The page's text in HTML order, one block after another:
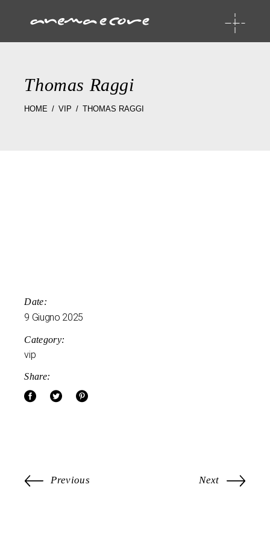
Thomas Raggi
HOME VIP THOMAS RAGGI
Date:
9 Giugno 2025
Category:
vip
Share:
Previous Next